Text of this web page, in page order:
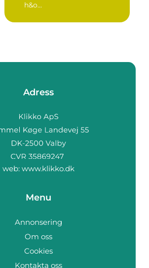
h&o...
Adress
web: www.klikko.dk
Menu
Annonsering
Om oss
Cookies
Kontakta oss